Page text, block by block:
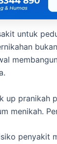
untuk
up pranikah
menikah.
penyakit